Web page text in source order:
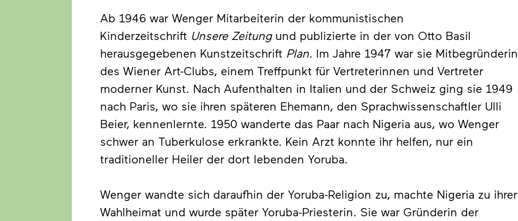
Ab 1946 war Wenger Mitarbeiterin der kommunistischen
Kinderzeitschrift Unsere Zeitungund publizierte in der von Otto Basil
herausgegebenen Kunstzeitschrift Plan . Im Jahre 1947 war sie Mitbegründerin
des Wiener Art-Clubs, einem Treffpunkt für Vertreterinnen und Vertreter
moderner Kunst. Nach Aufenthalten in Italien und der Schweiz ging sie 1949
nach Paris, wo sie ihren späteren Ehemann, den Sprachwissenschaftler Ulli
Beier, kennenlernte. 1950 wanderte das Paar nach Nigeria aus, wo Wenger
schwer an Tuberkulose erkrankte. Kein Arzt konnte ihr helfen, nur ein
traditioneller Heiler der dort lebenden Yoruba.
Wenger wandte sich daraufhin der Yoruba-Religion zu, machte Nigeria zu ihrer
Wahlheimat und wurde später Yoruba-Priesterin. Sie war Gründerin der